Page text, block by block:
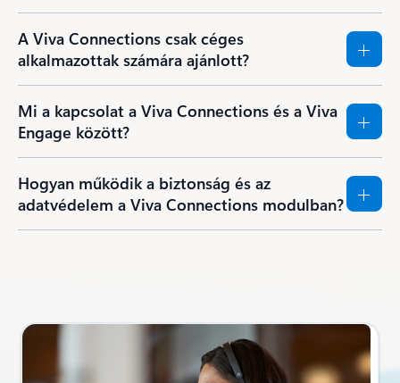
A Viva Connections csak céges
alkalmazottak számára ajánlott?
Mi a kapcsolat a Viva Connections és a Viva
Engage között?
Hogyan működik a biztonság és az
adatvédelem a Viva Connections modulban?